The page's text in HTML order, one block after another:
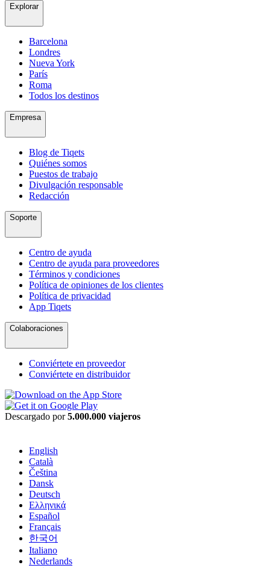
Explorar
Barcelona
Londres
Nueva York
París
Roma
Todos los destinos
Empresa
Blog de Tiqets
Quiénes somos
Puestos de trabajo
Divulgación responsable
Redacción
Soporte
Centro de ayuda
Centro de ayuda para proveedores
Términos y condiciones
Política de opiniones de los clientes
Política de privacidad
App Tiqets
Colaboraciones
Conviértete en proveedor
Conviértete en distribuidor
Descargado por5.000.000 viajeros
English
Català
Čeština
Dansk
Deutsch
Ελληνικά
Español
Français
한국어
Italiano
Nederlands